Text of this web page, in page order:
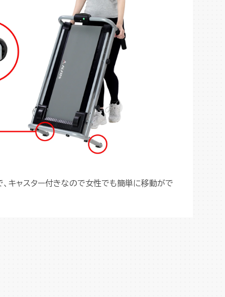
キャスター付きなので女性でも簡単に移動がで